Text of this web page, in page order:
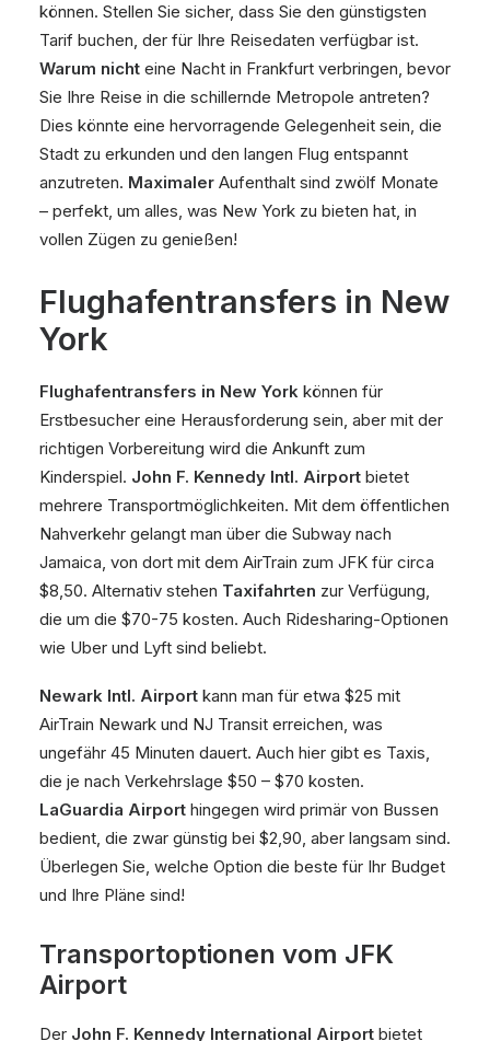
können. Stellen Sie sicher, dass Sie den günstigsten
Tarif buchen, der für Ihre Reisedaten verfügbar ist.
Warum nicht eine Nacht in Frankfurt verbringen, bevor
Sie Ihre Reise in die schillernde Metropole antreten?
Dies könnte eine hervorragende Gelegenheit sein, die
Stadt zu erkunden und den langen Flug entspannt
anzutreten. Maximaler Aufenthalt sind zwölf Monate
– perfekt, um alles, was New York zu bieten hat, in
vollen Zügen zu genießen!
Flughafentransfers in New
York
Flughafentransfers in New York können für
Erstbesucher eine Herausforderung sein, aber mit der
richtigen Vorbereitung wird die Ankunft zum
Kinderspiel. John F. Kennedy Intl. Airport bietet
mehrere Transportmöglichkeiten. Mit dem öffentlichen
Nahverkehr gelangt man über die Subway nach
Jamaica, von dort mit dem AirTrain zum JFK für circa
$8,50. Alternativ stehen Taxifahrten zur Verfügung,
die um die $70-75 kosten. Auch Ridesharing-Optionen
wie Uber und Lyft sind beliebt.
Newark Intl. Airport kann man für etwa $25 mit
AirTrain Newark und NJ Transit erreichen, was
ungefähr 45 Minuten dauert. Auch hier gibt es Taxis,
die je nach Verkehrslage $50 – $70 kosten.
LaGuardia Airport hingegen wird primär von Bussen
bedient, die zwar günstig bei $2,90, aber langsam sind.
Überlegen Sie, welche Option die beste für Ihr Budget
und Ihre Pläne sind!
Transportoptionen vom JFK
Airport
Der John F. Kennedy International Airport bietet